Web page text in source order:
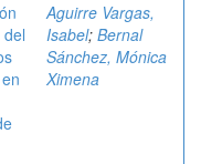
Aguirre Vargas,
Isabel; Bernal
Sánchez, Mónica
Ximena